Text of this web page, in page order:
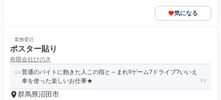
気になる
業務委託
ポスター貼り
有限会社ひのき
普通のバイトに飽きた人この指と～まれ!!ゲーム?ドライブ?いいえ
車を使った楽しいお仕事★
群馬県沼田市